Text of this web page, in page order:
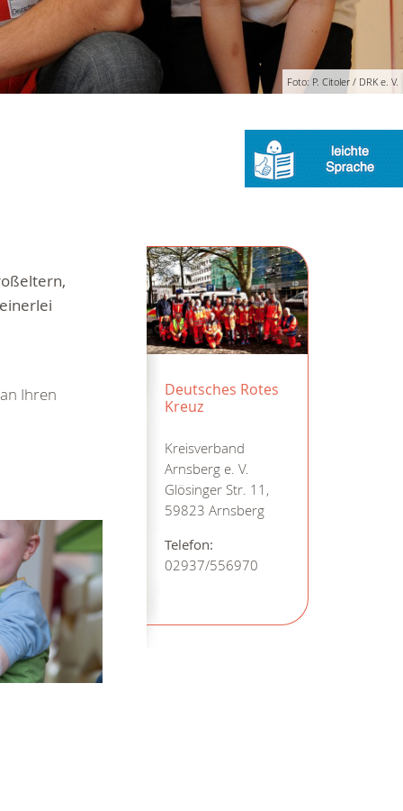
Foto: P. Citoler / DRK e. V.
Deutsches Rotes
Kreuz
Kreisverband
Arnsberg e. V.
Glösinger Str. 11,
59823 Arnsberg
Telefon:
02937/556970
Ihren